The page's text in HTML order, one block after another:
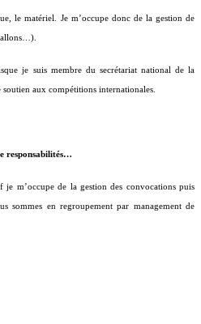
le matériel. Je m’occupe donc de la gestion de
je suis membre du secrétariat national de la
aux compétitions internationales.
responsabilités…
m’occupe de la gestion des convocations puis
sommes en regroupement par management de